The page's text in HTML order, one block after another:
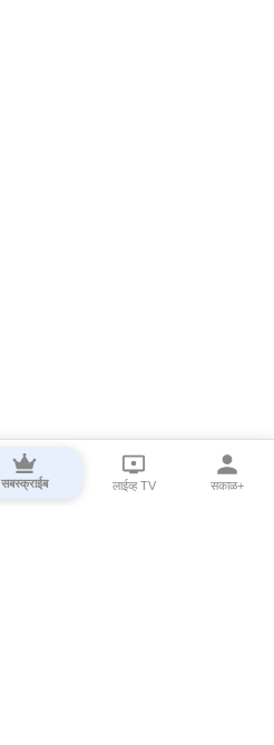
सबस्क्राईब लाईव्ह TV सकाळ+